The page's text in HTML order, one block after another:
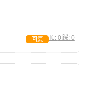
顶: 0 踩: 0
回复